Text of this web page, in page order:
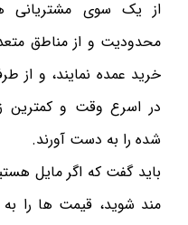
از یک سوی مشتریانی
محدودیت و از مناطق
خرید عمده نمایند، و از
در اسرع وقت و کمترین
شده را به دست آورند.
باید گفت که اگر مایل
مند شوید، قیمت ها را